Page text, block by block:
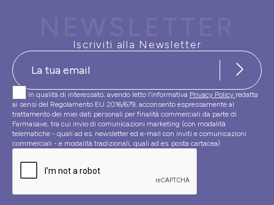
Iscriviti alla Newsletter
In qualità di interessato, avendo letto l’informativa Privacy Policy redatta
ai sensi del Regolamento EU 2016/679, acconsento espressamente al
trattamento dei miei dati personali per finalità commerciali da parte di
Farmasave, tra cui invio di comunicazioni marketing (con modalità
telematiche - quali ad es. newsletter ed e-mail con inviti e comunicazioni
commerciali - e modalità tradizionali, quali ad es. posta cartacea)